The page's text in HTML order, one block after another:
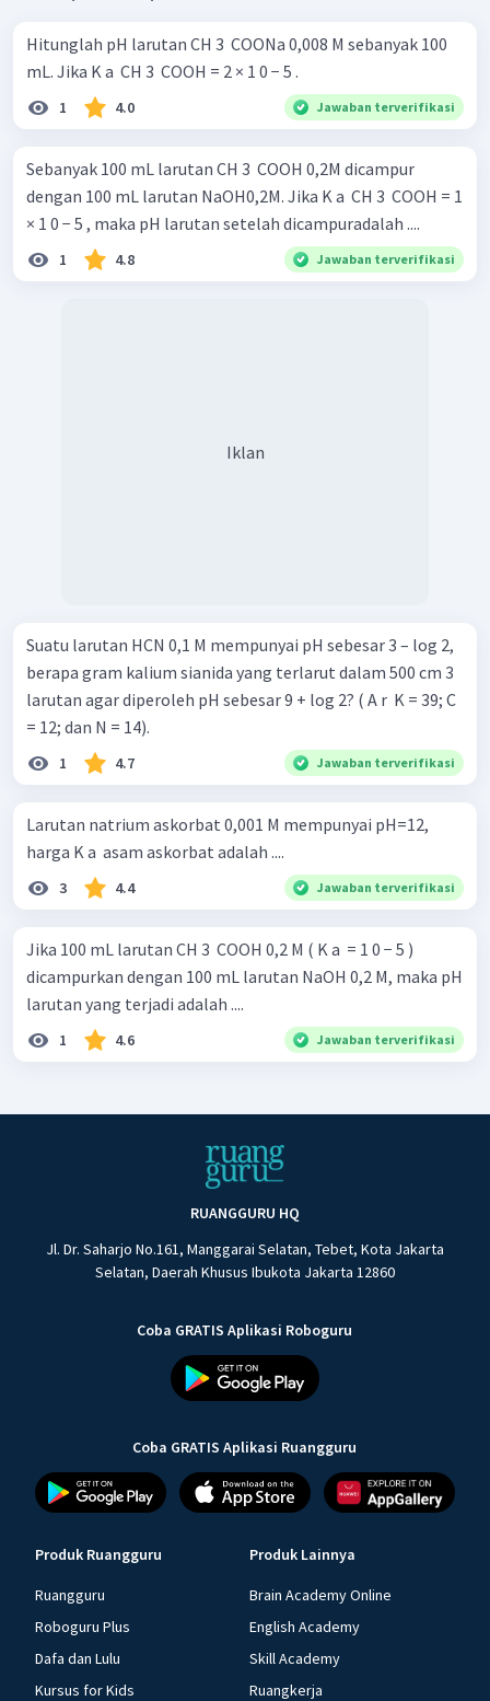
Hitunglah pH larutan CH 3 ​ COONa 0,008 M sebanyak 100
mL. Jika K a ​ CH 3 ​ COOH = 2 × 1 0 − 5 .
1 4.0 Jawaban terverifikasi
Sebanyak 100 mL larutan CH 3 ​ COOH 0,2M dicampur
dengan 100 mL larutan NaOH0,2M. Jika K a ​ CH 3 ​ COOH = 1
× 1 0 − 5 , maka pH larutan setelah dicampuradalah ....
1 4.8 Jawaban terverifikasi
Iklan
Suatu larutan HCN 0,1 M mempunyai pH sebesar 3 – log 2,
berapa gram kalium sianida yang terlarut dalam 500 cm 3
larutan agar diperoleh pH sebesar 9 + log 2? ( A r ​ K = 39; C
= 12; dan N = 14).
1 4.7 Jawaban terverifikasi
Larutan natrium askorbat 0,001 M mempunyai pH=12,
harga K a ​ asam askorbat adalah ....
3 4.4 Jawaban terverifikasi
Jika 100 mL larutan CH 3 ​ COOH 0,2 M ( K a ​ = 1 0 − 5 )
dicampurkan dengan 100 mL larutan NaOH 0,2 M, maka pH
larutan yang terjadi adalah ....
1 4.6 Jawaban terverifikasi
RUANGGURU HQ
Jl. Dr. Saharjo No.161, Manggarai Selatan, Tebet, Kota Jakarta
Selatan, Daerah Khusus Ibukota Jakarta 12860
Coba GRATIS Aplikasi Roboguru
Coba GRATIS Aplikasi Ruangguru
Produk Ruangguru
Ruangguru
Roboguru Plus
Dafa dan Lulu
Kursus for Kids
Produk Lainnya
Brain Academy Online
English Academy
Skill Academy
Ruangkerja